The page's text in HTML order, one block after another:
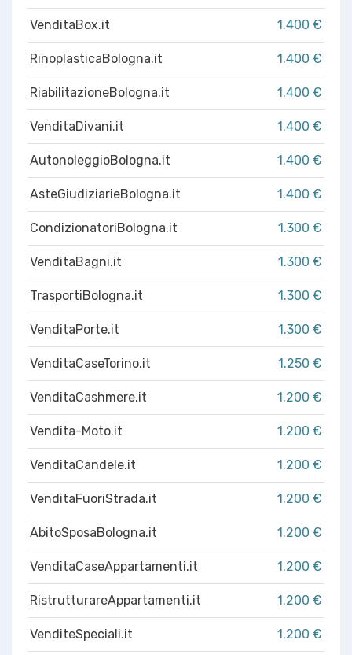
VenditaBox.it 1.400 €
RinoplasticaBologna.it 1.400 €
RiabilitazioneBologna.it 1.400 €
VenditaDivani.it 1.400 €
AutonoleggioBologna.it 1.400 €
AsteGiudiziarieBologna.it 1.400 €
CondizionatoriBologna.it 1.300 €
VenditaBagni.it 1.300 €
TrasportiBologna.it 1.300 €
VenditaPorte.it 1.300 €
VenditaCaseTorino.it 1.250 €
VenditaCashmere.it 1.200 €
Vendita-Moto.it 1.200 €
VenditaCandele.it 1.200 €
VenditaFuoriStrada.it 1.200 €
AbitoSposaBologna.it 1.200 €
VenditaCaseAppartamenti.it 1.200 €
RistrutturareAppartamenti.it 1.200 €
VenditeSpeciali.it 1.200 €